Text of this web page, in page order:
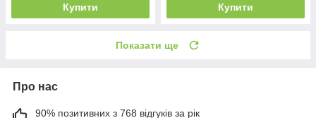
Купити Купити
Показати ще
Про нас
90% позитивних з 768 відгуків за рік